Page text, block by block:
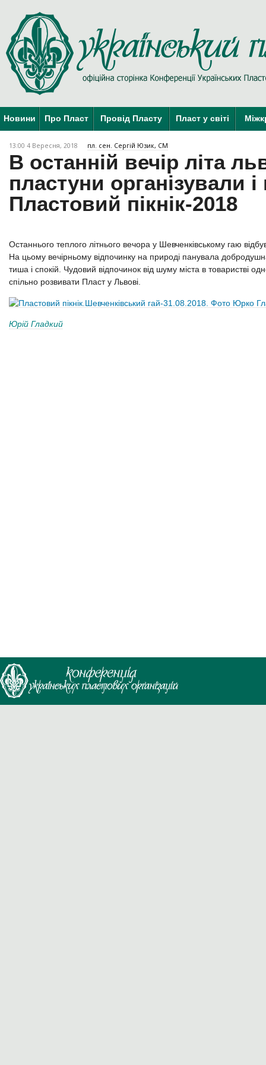
Новини Про Пласт Провід Пласту Пласт у світі
13:00 4 Вересня, 2018 пл. сен. Сергій Юзик, СМ
В останній вечір літа
пластуни організували
Пластовий пікнік-2018
Останнього теплого літнього вечора у Шевченківському гаю
На цьому вечірньому відпочинку на природі панувала
тиша і спокій. Чудовий відпочинок від шуму міста в товаристві
спільно розвивати Пласт у Львові.
Юрій Гладкий